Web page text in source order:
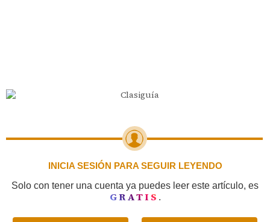
INICIA SESIÓN PARA SEGUIR LEYENDO
Solo con tener una cuenta ya puedes leer este artículo, es
GRATIS .